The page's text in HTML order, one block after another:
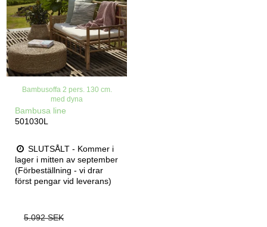
Bambusoffa 2 pers. 130 cm.
med dyna
Bambusa line
501030L
SLUTSÅLT - Kommer i
lager i mitten av september
(Förbeställning - vi drar
först pengar vid leverans)
5.092 SEK